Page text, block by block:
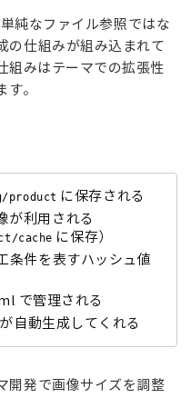
純なファイル参照ではな
の仕組みが組み込まれて
組みはテーマでの拡張性
。
product に保存される
が利用される
cache に保存）
条件を表すハッシュ値
で管理される
自動生成してくれる
開発で画像サイズを調整